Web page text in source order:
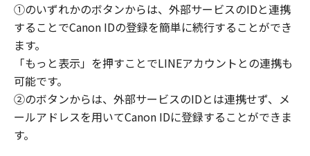
①のいずれかのボタンからは、外部サービスのIDと連携
することでCanon IDの登録を簡単に続行することができ
ます。
「もっと表示」を押すことでLINEアカウントとの連携も
可能です。
②のボタンからは、外部サービスのIDとは連携せず、メ
ールアドレスを用いてCanon IDに登録することができま
す。